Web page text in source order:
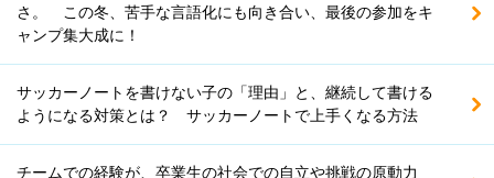
さ。 この冬、苦手な言語化にも向き合い、最後の参加をキ
ャンプ集大成に！
サッカーノートを書けない子の「理由」と、継続して書ける
ようになる対策とは？ サッカーノートで上手くなる方法
チームでの経験が、卒業生の社会での自立や挑戦の原動力